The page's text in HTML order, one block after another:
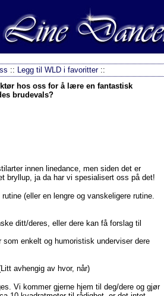
:: Legg til WLD i favoritter::
hos oss for å lære en fantastisk
brudevals?
innen linedance, men siden det er
bryllup, ja da har vi spesialisert oss på det!
(eller en lengre og vanskeligere rutine.
ditt/deres, eller dere kan få forslag til
enkelt og humoristisk underviser dere
avhengig av hvor, når)
Vi kommer gjerne hjem til deg/dere og gjør